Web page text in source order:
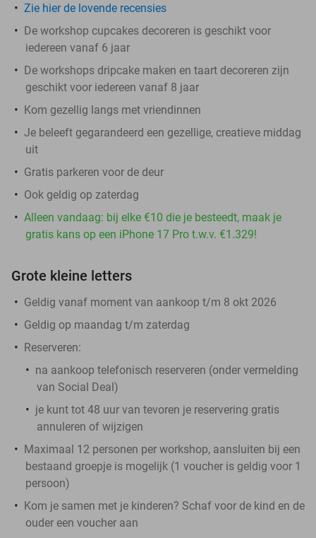
Zie hier de lovende recensies
De workshop cupcakes decoreren is geschikt voor
iedereen vanaf 6 jaar
De workshops dripcake maken en taart decoreren zijn
geschikt voor iedereen vanaf 8 jaar
Kom gezellig langs met vriendinnen
Je beleeft gegarandeerd een gezellige, creatieve middag
uit
Gratis parkeren voor de deur
Ook geldig op zaterdag
Alleen vandaag: bij elke €10 die je besteedt, maak je
gratis kans op een iPhone 17 Pro t.w.v. €1.329!
Grote kleine letters
Geldig vanaf moment van aankoop t/m 8 okt 2026
Geldig op maandag t/m zaterdag
Reserveren: ​
na aankoop telefonisch reserveren (onder vermelding
van Social Deal)
je kunt tot 48 uur van tevoren je reservering gratis
annuleren of wijzigen
Maximaal 12 personen per workshop, aansluiten bij een
bestaand groepje is mogelijk (1 voucher is geldig voor 1
persoon)
Kom je samen met je kinderen? Schaf voor de kind en de
ouder een voucher aan